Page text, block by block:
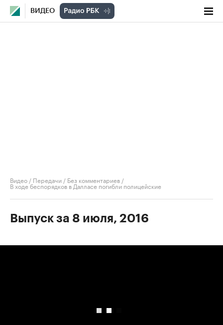
ВИДЕО
Видео / Передачи / Без комментариев /
В ходе беспорядков в Далласе погибли полицейские
Выпуск за 8 июля, 2016